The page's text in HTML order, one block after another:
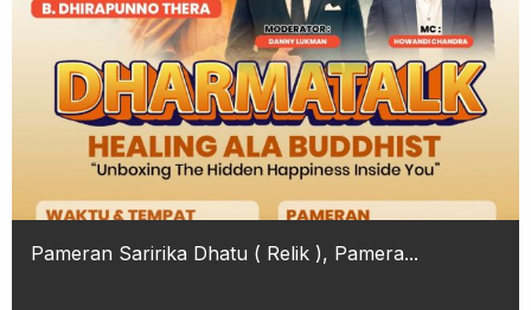
Pameran Saririka Dhatu ( Relik ), Pamera...